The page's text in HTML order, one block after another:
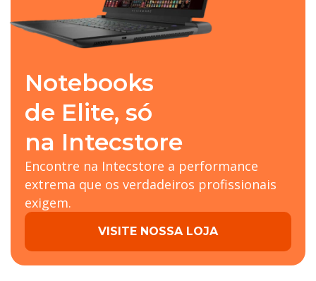
Notebooks
de Elite, só
na Intecstore
Encontre na Intecstore a performance
extrema que os verdadeiros profissionais
exigem.
VISITE NOSSA LOJA